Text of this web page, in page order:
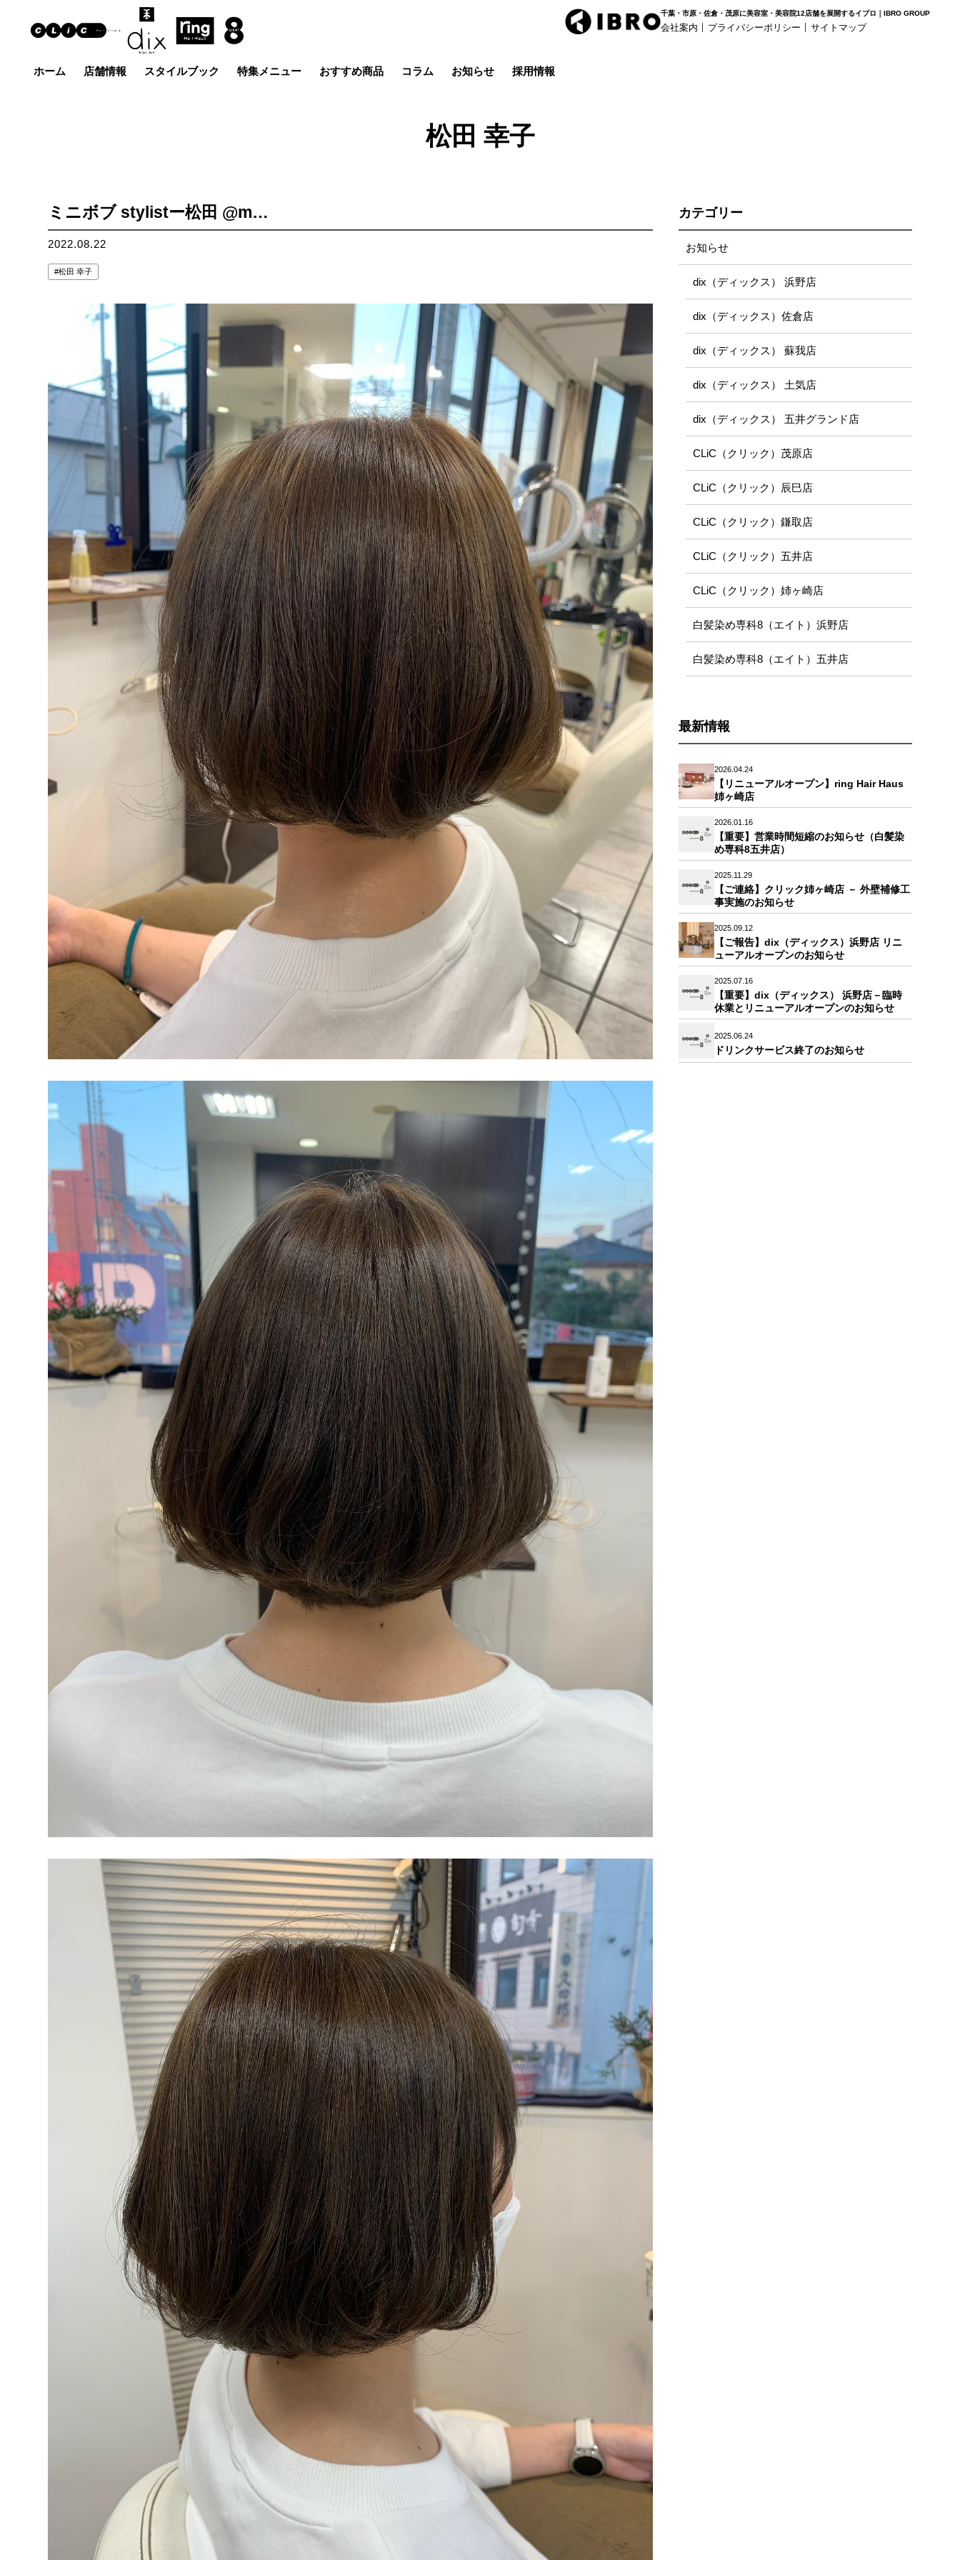
千葉・市原・佐倉・茂原に美容室・美容院12店舗を展開するイブロ｜IBRO GROUP
会社案内 プライバシーポリシー サイトマップ
ホーム 店舗情報
茂原店
スタイルブック 特集メニュー おすすめ商品 コラム お知らせ 採用情報
松田 幸子
ミニボブ stylistー松田 @m…
2022.08.22
松田 幸子
カテゴリー
お知らせ
dix（ディックス） 浜野店
dix（ディックス）佐倉店
dix（ディックス） 蘇我店
dix（ディックス） 土気店
dix（ディックス） 五井グランド店
CLiC（クリック）茂原店
CLiC（クリック）辰巳店
CLiC（クリック）鎌取店
CLiC（クリック）五井店
CLiC（クリック）姉ヶ崎店
白髪染め専科8（エイト）浜野店
白髪染め専科8（エイト）五井店
最新情報
2026.04.24
【リニューアルオープン】ring Hair Haus
姉ヶ崎店
2026.01.16
【重要】営業時間短縮のお知らせ（白髪染
め専科8五井店）
2025.11.29
【ご連絡】クリック姉ヶ崎店 － 外壁補修工
事実施のお知らせ
2025.09.12
【ご報告】dix（ディックス）浜野店 リニ
ューアルオープンのお知らせ
2025.07.16
【重要】dix（ディックス） 浜野店－臨時
休業とリニューアルオープンのお知らせ
2025.06.24
ドリンクサービス終了のお知らせ